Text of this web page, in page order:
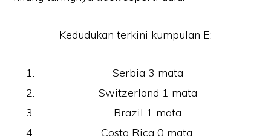
Kedudukan terkini kumpulan E:
Serbia 3 mata
Switzerland 1 mata
Brazil 1 mata
Costa Rica 0 mata.